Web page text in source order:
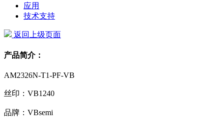
应用
技术支持
返回上级页面
产品简介：
AM2326N-T1-PF-VB
丝印：VB1240
品牌：VBsemi